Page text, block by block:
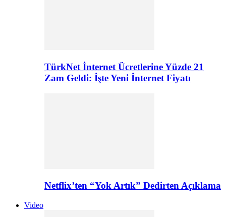
TürkNet İnternet Ücretlerine Yüzde 21
Zam Geldi: İşte Yeni İnternet Fiyatı
Netflix’ten “Yok Artık” Dedirten Açıklama
Video